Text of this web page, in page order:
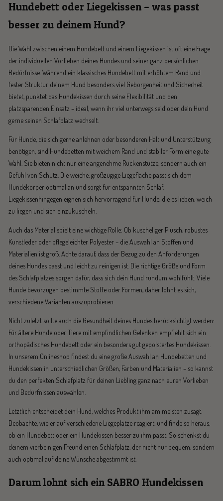
Hundebett oder Liegekissen – was passt
besser zu deinem Hund?
Die Wahl zwischen einem Hundebett und einem Liegekissen ist oft eine Frage
der individuellen Vorlieben deines Hundes und seiner ganz persönlichen
Bedürfnisse. Während ein klassisches Hundebett mit erhöhtem Rand und
fester Struktur deinem Hund besonders viel Geborgenheit und Sicherheit
bietet, punktet das Hundekissen durch seine Flexibilität und den
platzsparenden Einsatz – ideal, wenn ihr viel unterwegs seid oder dein Hund
gerne seinen Schlafplatz wechselt.
Für Hunde, die sich gerne anlehnen oder besonderen Halt und Unterstützung
benötigen, sind Hundebetten mit weichem Rand und stabiler Form eine gute
Wahl. Sie bieten nicht nur eine angenehme Rückenstütze, sondern auch ein
Gefühl von Schutz. Die weiche, großzügige Liegefläche passt sich dem
Hundekörper optimal an und sorgt für entspannten Schlaf.
Liegekissenhingegen eignen sich hervorragend für Hunde, die es lieben, weich
zu liegen und sich einzukuscheln.
Auch das Material spielt eine wichtige Rolle: Ob kuscheliger Plüsch, robustes
Kunstleder oder pflegeleichter Polyester – die Auswahl an Stoffen und
Materialien ist groß. Achte darauf, dass der Bezug zu den Anforderungen
deines Hundes passt und leicht zu reinigen ist. Die richtige Größe und Form
des Schlafplatzes sorgen dafür, dass sich dein Hund rundum wohlfühlt. Viele
Hunde bevorzugen bestimmte Stoffe oder Formen, daher lohnt es sich,
verschiedene Varianten auszuprobieren.
Nicht zuletzt sollte auch die Gesundheit deines Hundes berücksichtigt werden:
Für ältere Hunde oder Tiere mit empfindlichen Gelenken empfiehlt sich ein
orthopädisches Hundebett oder ein besonders gut gepolstertes Hundekissen.
In unserem Onlineshop findest du eine große Auswahl an Hundebetten und
Hundekissen in unterschiedlichen Größen, Farben und Materialien – so kannst
du den perfekten Schlafplatz für deinen Liebling ganz nach euren Vorlieben
und Bedürfnissen auswählen.
Letztlich entscheidet dein Hund, welches Produkt ihm am meisten zusagt.
Beobachte, wie er auf verschiedene Liegeplätze reagiert, und finde so heraus,
ob ein Hundebett oder ein Hundekissen besser zu ihm passt. So schenkst du
deinem vierbeinigen Freund einen Schlafplatz, der nicht nur bequem, sondern
auch optimal auf deine Wünsche abgestimmt ist.
Darum lohnt sich ein SABRO Hundekissen